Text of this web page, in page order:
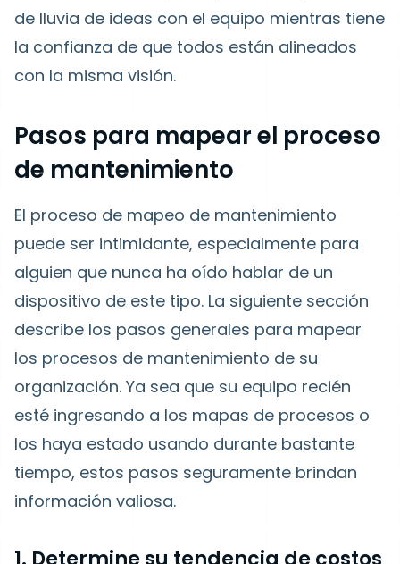
de lluvia de ideas con el equipo mientras tiene
la confianza de que todos están alineados
con la misma visión.
Pasos para mapear el proceso
de mantenimiento
El proceso de mapeo de mantenimiento
puede ser intimidante, especialmente para
alguien que nunca ha oído hablar de un
dispositivo de este tipo. La siguiente sección
describe los pasos generales para mapear
los procesos de mantenimiento de su
organización. Ya sea que su equipo recién
esté ingresando a los mapas de procesos o
los haya estado usando durante bastante
tiempo, estos pasos seguramente brindan
información valiosa.